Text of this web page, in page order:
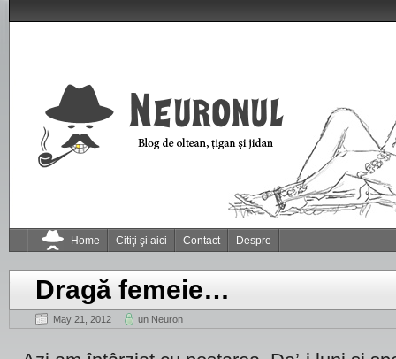
Home Citiţi şi aici Contact Despre
Dragă femeie…
May 21, 2012 un Neuron